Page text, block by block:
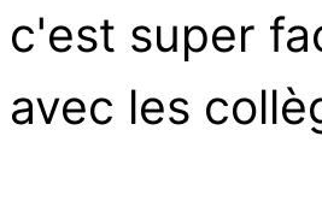
c'est super
avec les